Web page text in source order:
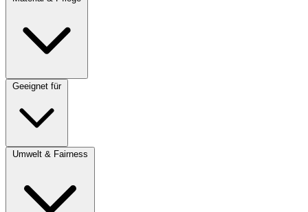
Geeignet für
Umwelt & Fairness